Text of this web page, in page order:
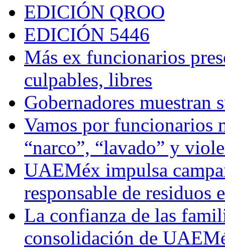
EDICIÓN QROO
EDICIÓN 5446
Más ex funcionarios
culpables, libres
Gobernadores muestran
Vamos por funcionarios
“narco”, “lavado” y
UAEMéx impulsa
responsable de residuos
La confianza de las
consolidación de